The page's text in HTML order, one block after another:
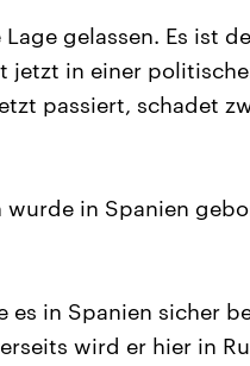
gelassen. Es ist
jetzt in einer
passiert, schadet
in Spanien
es in Spanien sicher
wird er hier in